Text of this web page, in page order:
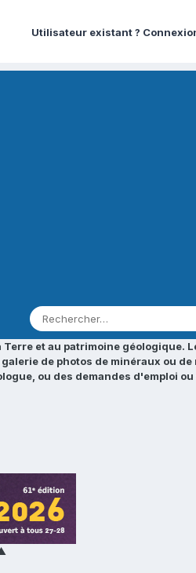
Utilisateur existant ?
et au patrimoine géologique.
de photos de minéraux ou de
ou des demandes d'emploi